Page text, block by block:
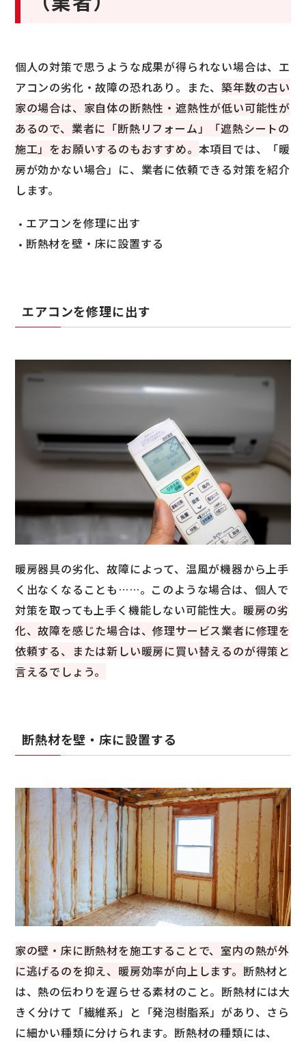
個人の対策で思うような成果が得られない場合は、エ
アコンの劣化・故障の恐れあり。また、築年数の古い
家の場合は、家自体の断熱性・遮熱性が低い可能性が
あるので、業者に「断熱リフォーム」「遮熱シートの
施工」をお願いするのもおすすめ。 本項目では、「暖
房が効かない場合」に、業者に依頼できる対策を紹介
します。
エアコンを修理に出す
断熱材を壁・床に設置する
エアコンを修理に出す
暖房器具の劣化、故障によって、温風が機器から上手
く出なくなることも……。このような場合は、個人で
対策を取っても上手く機能しない可能性大。 暖房の劣
化、故障を感じた場合は、修理サービス業者に修理を
依頼する、または新しい暖房に買い替えるのが得策と
言えるでしょう。
断熱材を壁・床に設置する
家の壁・床に断熱材を施工することで、室内の熱が外
に逃げるのを抑え、暖房効率が向上します。 断熱材と
は、熱の伝わりを遅らせる素材のこと。断熱材には大
きく分けて「繊維系」と「発泡樹脂系」があり、さら
に細かい種類に分けられます。断熱材の種類には、